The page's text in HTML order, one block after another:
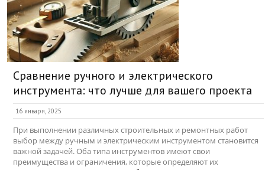
Сравнение ручного и электрического
инструмента: что лучше для вашего проекта
16 января, 2025
При выполнении различных строительных и ремонтных работ
выбор между ручным и электрическим инструментом становится
важной задачей. Оба типа инструментов имеют свои
преимущества и ограничения, которые определяют их